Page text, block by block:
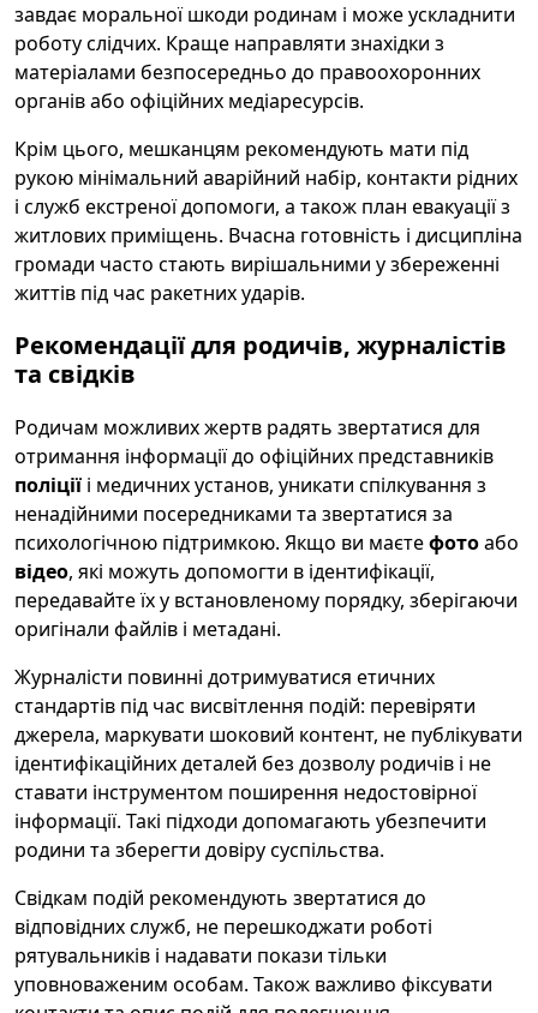
завдає моральної шкоди родинам і може ускладнити
роботу слідчих. Краще направляти знахідки з
матеріалами безпосередньо до правоохоронних
органів або офіційних медіаресурсів.
Крім цього, мешканцям рекомендують мати під
рукою мінімальний аварійний набір, контакти рідних
і служб екстреної допомоги, а також план евакуації з
житлових приміщень. Вчасна готовність і дисципліна
громади часто стають вирішальними у збереженні
життів під час ракетних ударів.
Рекомендації для родичів, журналістів
та свідків
Родичам можливих жертв радять звертатися для
отримання інформації до офіційних представників
поліції і медичних установ, уникати спілкування з
ненадійними посередниками та звертатися за
психологічною підтримкою. Якщо ви маєтефотоабо
відео, які можуть допомогти в ідентифікації,
передавайте їх у встановленому порядку, зберігаючи
оригінали файлів і метадані.
Журналісти повинні дотримуватися етичних
стандартів під час висвітлення подій: перевіряти
джерела, маркувати шоковий контент, не публікувати
ідентифікаційних деталей без дозволу родичів і не
ставати інструментом поширення недостовірної
інформації. Такі підходи допомагають убезпечити
родини та зберегти довіру суспільства.
Свідкам подій рекомендують звертатися до
відповідних служб, не перешкоджати роботі
рятувальників і надавати покази тільки
уповноваженим особам. Також важливо фіксувати